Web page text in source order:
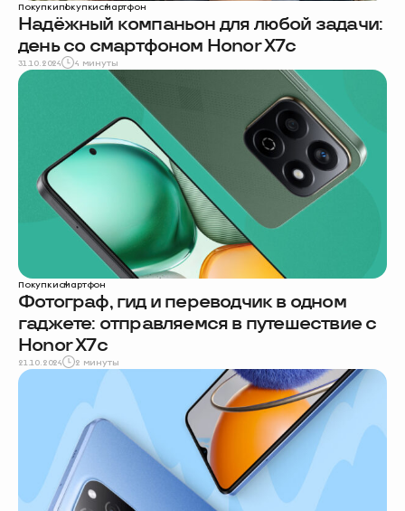
Покупкипокупкисмартфон
Надёжный компаньон для любой задачи:
день со смартфоном Honor X7c
31.10.2024 4 минуты
Покупкисмартфон
Фотограф, гид и переводчик в одном
гаджете: отправляемся в путешествие с
Honor X7c
21.10.2024 2 минуты